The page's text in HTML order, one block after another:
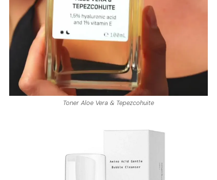
Toner Aloe Vera & Tepezcohuite